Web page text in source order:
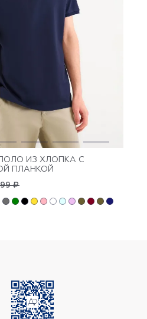
ИЗ ХЛОПКА С
ПЛАНКОЙ
₽